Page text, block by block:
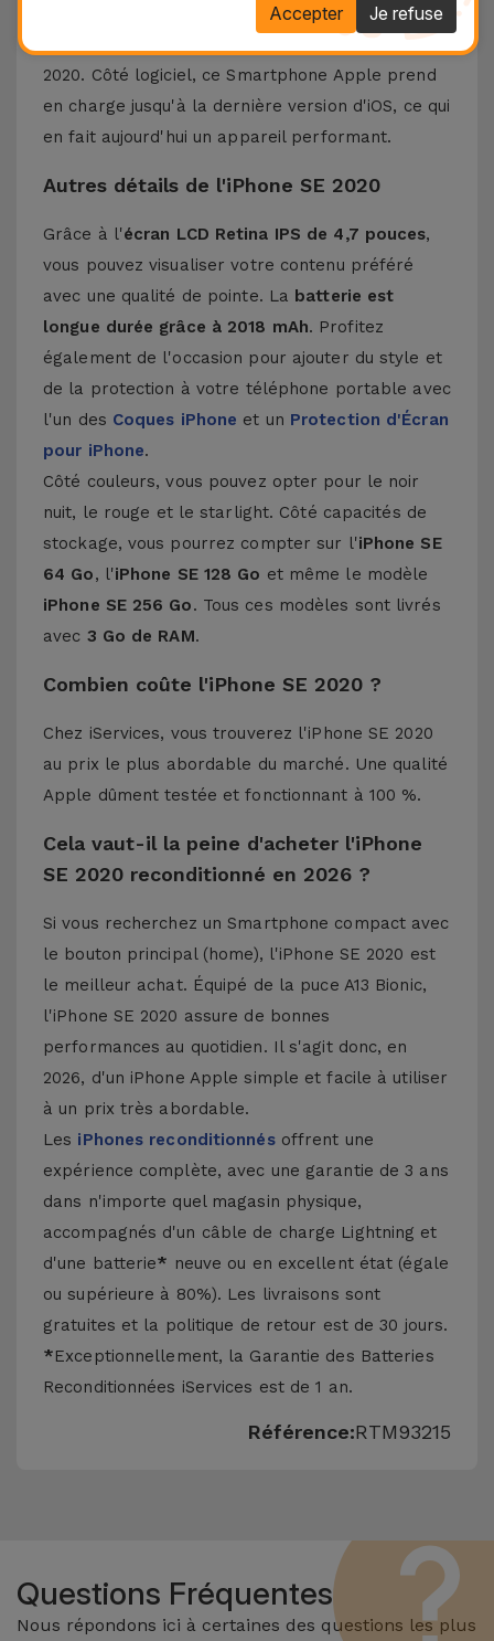
A13 Bionic, à la hauteur des
performances des appareils haut de gamme de
2020. Côté logiciel, ce Smartphone Apple prend
en charge jusqu'à la dernière version d'iOS, ce qui
en fait aujourd'hui un appareil performant.
Autres détails de l'iPhone SE 2020
Grâce à l'écran LCD Retina IPS de 4,7 pouces,
vous pouvez visualiser votre contenu préféré
avec une qualité de pointe. La batterie est
longue durée grâce à 2018 mAh. Profitez
également de l'occasion pour ajouter du style et
de la protection à votre téléphone portable avec
l'un des Coques iPhone et un Protection d'Écran
pour iPhone.
Côté couleurs, vous pouvez opter pour le noir
nuit, le rouge et le starlight. Côté capacités de
stockage, vous pourrez compter sur l'iPhone SE
64 Go, l'iPhone SE 128 Go et même le modèle
iPhone SE 256 Go. Tous ces modèles sont livrés
avec 3 Go de RAM.
Combien coûte l'iPhone SE 2020 ?
Chez iServices, vous trouverez l'iPhone SE 2020
au prix le plus abordable du marché. Une qualité
Apple dûment testée et fonctionnant à 100 %.
Cela vaut-il la peine d'acheter l'iPhone
SE 2020 reconditionné en 2026 ?
Si vous recherchez un Smartphone compact avec
le bouton principal (home), l'iPhone SE 2020 est
le meilleur achat. Équipé de la puce A13 Bionic,
l'iPhone SE 2020 assure de bonnes
performances au quotidien. Il s'agit donc, en
2026, d'un iPhone Apple simple et facile à utiliser
à un prix très abordable.
Les iPhones reconditionnésoffrent une
expérience complète, avec une garantie de 3 ans
dans n'importe quel magasin physique,
accompagnés d'un câble de charge Lightning et
d'une batterie* neuve ou en excellent état (égale
ou supérieure à 80%). Les livraisons sont
gratuites et la politique de retour est de 30 jours.
*Exceptionnellement, la Garantie des Batteries
Reconditionnées iServices est de 1 an.
Référence:RTM93215
Questions Fréquentes
Nous répondons ici à certaines des questions les plus
Je refuse
Accepter